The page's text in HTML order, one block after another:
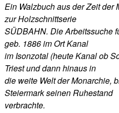
Ein Walzbuch aus der Zeit der
zur Holzschnittserie
SÜDBAHN. Die Arbeitssuche
geb. 1886 im Ort Kanal
im Isonzotal (heute Kanal ob
Triest und dann hinaus in
die weite Welt der Monarchie,
Steiermark seinen Ruhestand
verbrachte.